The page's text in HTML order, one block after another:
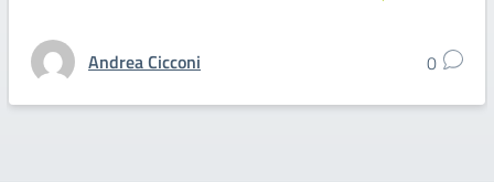
Andrea Cicconi 0